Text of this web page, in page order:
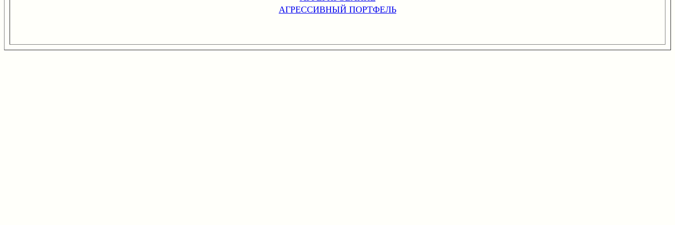
АГРЕССИВНЫЙ ПОРТФЕЛЬ